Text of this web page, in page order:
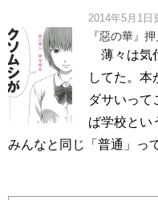
2014年5月1日
『惡の華』
薄々は気
してた。本
ダサいって
ば学校とい
みんなと同じ「普通」っ